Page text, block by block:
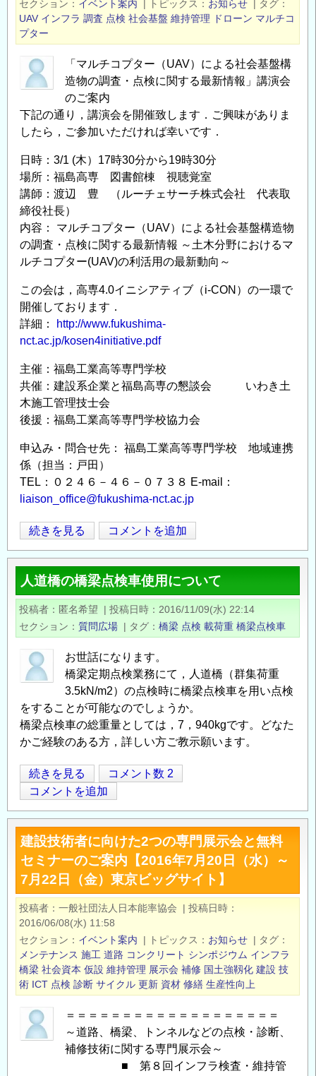
ト
に
る
ド
ー
ン
体
験
会
（無
料）
の
セクション イベント案内 トピックス お知らせ
タグ
UAV インフラ 調査 点検 社会基盤 維持管理 ドローン マルチコ
プター
「マルチコプター（UAV）による社会基盤構
造物の調査・点検に関する最新情報」講演会
のご案内
下記の通り，講演会を開催致します．ご興味がありま
したら，ご参加いただければ幸いです．
日時：3/1 (木）17時30分から19時30分
場所：福島高専 図書館棟 視聴覚室
講師：渡辺 豊 （ルーチェサーチ株式会社 代表取
締役社長）
内容： マルチコプター（UAV）による社会基盤構造物
の調査・点検に関する最新情報 ～土木分野におけるマ
ルチコプター(UAV)の利活用の最新動向～
この会は，高専4.0イニシアティブ（i-CON）の一環で
開催しております．
詳細：
http://www.fukushima-
nct.ac.jp/kosen4initiative.pdf
主催：福島工業高等専門学校
共催：建設系企業と福島高専の懇談会 いわき土
木施工管理技士会
後援：福島工業高等専門学校協力会
申込み・問合せ先： 福島工業高等専門学校 地域連携
係（担当：戸田）
TEL：０２４６－４６－０７３８ E-mail：
liaison_office@fukushima-nct.ac.jp
「UAV
に
よ
る
イ
フ
ラ
の
査
点
検
関
す
る
最
新
情
報」
講
演
会
の
案
内
の
続きを見る コメントを追加
人道橋の橋梁点検車使用について
投稿者 匿名希望 | 投稿日時
2016/11/09(水) 22:14
セクション
質問広場 | タグ 橋梁 点検 載荷重 橋梁点検車
お世話になります。
橋梁定期点検業務にて，人道橋（群集荷重
3.5kN/m2）の点検時に橋梁点検車を用い点検
をすることが可能なのでしょうか。
橋梁点検車の総重量としては，7，940kgです。どなた
かご経験のある方，詳しい方ご教示願います。
人
道
橋
の
橋
梁
点
検
車
用
に
つ
て
の
続きを見る
コメント数 2
コメントを追加
建設技術者に向けた2つの専門展示会と無料
セミナーのご案内【2016年7月20日（水）～
7月22日（金）東京ビッグサイト】
投稿者 一般社団法人日本能率協会 | 投稿日時
2016/06/08(水) 11:58
セクション
イベント案内 | トピックス お知らせ | タグ
メンテナンス 施工 道路 コンクリート シンポジウム インフラ
橋梁 社会資本 仮設 維持管理 展示会 補修 国土強靱化 建設 技
術 ICT 点検 診断 サイクル 更新 資材 修繕 生産性向上
＝＝＝＝＝＝＝＝＝＝＝＝＝＝＝＝＝＝＝
～道路、橋梁、トンネルなどの点検・診断、
補修技術に関する専門展示会～
■ 第８回インフラ検査・維持管